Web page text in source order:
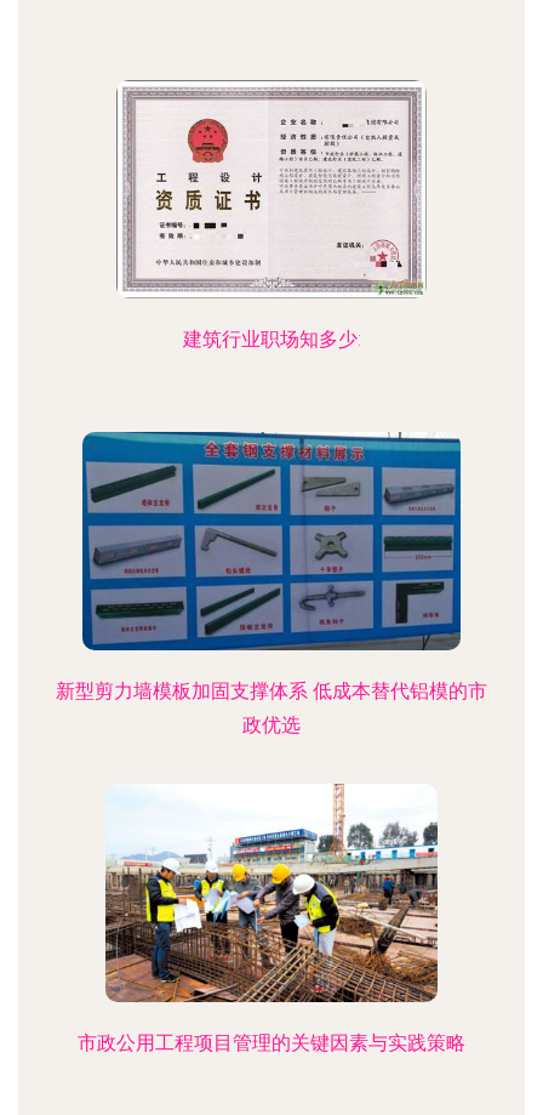
建筑行业职场知多少:
新型剪力墙模板加固支撑体系 低成本替代铝模的市
政优选
市政公用工程项目管理的关键因素与实践策略